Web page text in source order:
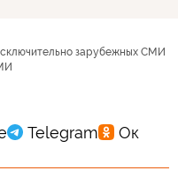
зарубежных СМИ